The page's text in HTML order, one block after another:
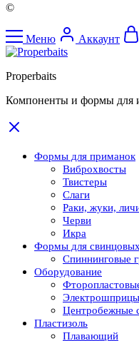
©
Меню Аккаунт
Properbaits
Компоненты и формы для
Формы для приманок
Виброхвосты
Твистеры
Слаги
Раки, жуки,
Черви
Икра
Формы для
Спиннинговые
Оборудование
Электрошприцы
Центробежные
Пластизоль
Плавающий